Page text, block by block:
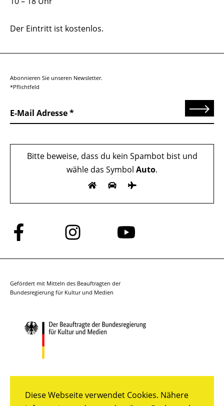
Diese Webseite verwendet Cookies. Nähere
Der Eintritt ist kostenlos.
Abonnieren Sie unseren Newsletter.
*Pflichtfeld
E-Mail Adresse Senden
Bitte beweise, dass du kein Spambot bist und
wähle das Symbol Auto.
Folge
uns
auf
Folge
uns
auf
Folge
auf
Gefördert mit Mitteln des Beauftragten der
Bundesregierung für Kultur und Medien